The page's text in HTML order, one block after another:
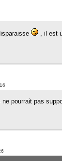
, il est
pourrait pas